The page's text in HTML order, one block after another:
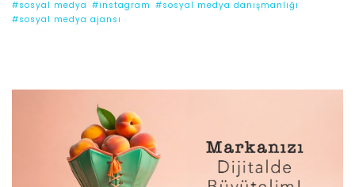
#sosyal medya #instagram #sosyal medya danışmanlığı
#sosyal medya ajansı